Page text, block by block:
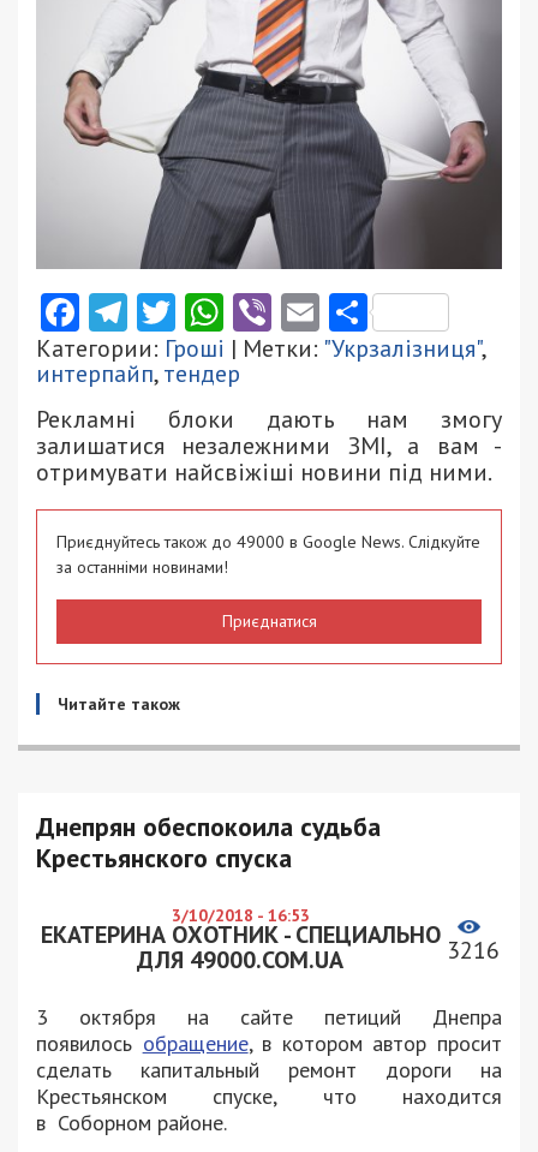
Facebook
Telegram
Twitter
WhatsApp
ViberEmail
Категории: Гроші | Метки: "Укрзалізниця",
интерпайп,тендер
Рекламні блоки дають нам змогу
залишатися незалежними ЗМІ, а вам -
отримувати найсвіжіші новини під ними.
Приєднуйтесь також до 49000 в Google News. Слідкуйте
за останніми новинами!
Приєднатися
Читайте також
Днепрян обеспокоила судьба
Крестьянского спуска
3/10/2018 - 16:53
ЕКАТЕРИНА ОХОТНИК - СПЕЦИАЛЬНО
ДЛЯ 49000.COM.UA
3216
3 октября на сайте петиций Днепра
появилось обращение, в котором автор просит
сделать капитальный ремонт дороги на
Крестьянском спуске, что находится
в Соборном районе.